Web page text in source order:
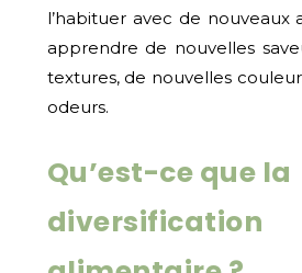
l’habituer avec de nouveaux
apprendre de nouvelles
textures, de nouvelles
odeurs.
Qu’est-ce que la
diversification